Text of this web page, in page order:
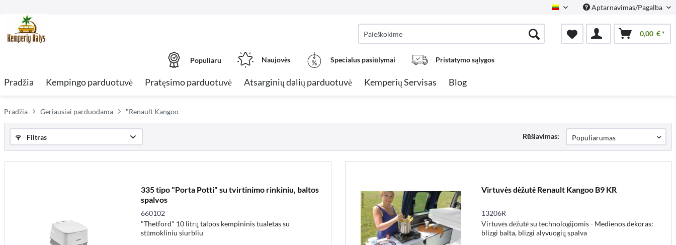
Lietuvių Aptarnavimas/Pagalba
0,00 € *
Populiaru Naujovės Specialus pasiūlymai Pristatymo sąlygos
Pradžia Kempingo parduotuvė Pratęsimo parduotuvė Atsarginių dalių parduotuvė Kemperių Servisas Blog
Pradžia Geriausiai parduodama "Renault Kangoo
Filtras Rūšiavimas:
335 tipo "Porta Potti" su tvirtinimo rinkiniu, baltos
spalvos
660102
"Thetford" 10 litrų talpos kempininis tualetas su
stūmokliniu siurbliu
Virtuvės dėžutė Renault Kangoo B9 KR
13206R
Virtuvės dėžutė su technologijomis - Medienos dekoras:
blizgi balta, blizgi alyvuogių spalva